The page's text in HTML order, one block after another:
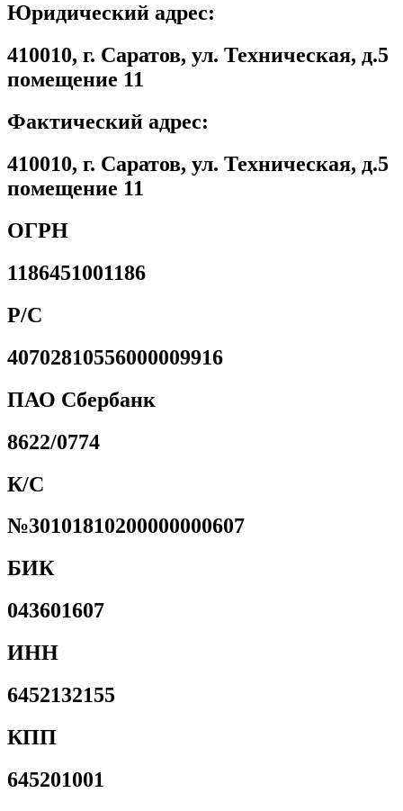
Юридический адрес:
410010, г. Саратов, ул. Техническая, д.5
помещение 11
Фактический адрес:
410010, г. Саратов, ул. Техническая, д.5
помещение 11
ОГРН
1186451001186
Р/С
40702810556000009916
ПАО Сбербанк
8622/0774
К/С
№30101810200000000607
БИК
043601607
ИНН
6452132155
КПП
645201001